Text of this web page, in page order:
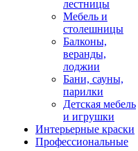
лестницы
Мебель и
столешницы
Балконы,
веранды,
лоджии
Бани, сауны,
парилки
Детская мебель
и игрушки
Интерьерные краски
Профессиональные